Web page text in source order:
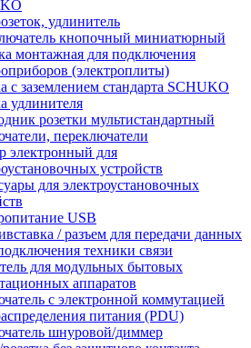
удлинитель
кнопочный миниатюрный
монтажная для подключения
(электроплиты)
с заземлением стандарта SCHUKO
удлинителя
розетки мультистандартный
переключатели
электронный для
устройств
для электроустановочных
USB
/ разъем для передачи данных
техники связи
для модульных бытовых
аппаратов
с электронной коммутацией
питания (PDU)
шнуровой/диммер